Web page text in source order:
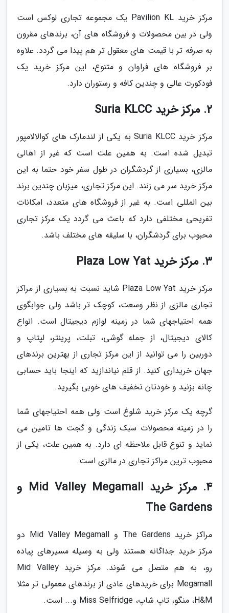
مرکز خرید Pavilion KL یک مجموعه تجاری لوکس است
ولی در بین محصولات و فروشگاه های آن، برندهای مقرون
به صرفه تر با قیمت های معقول تر هم پیدا می گردد. علاوه
بر فروشگاه های فراوان و متنوع، این مرکز خرید یک
فودکورت عالی و چندین کافه و رستوران دارد.
2. مرکز خرید Suria KLCC
مرکز خرید Suria KLCC به یکی از لندمارک های کوالالامپور
تبدیل شده است. به همین علت است که غیر از اهالی
مالزی، بسیاری از گردشگران در طول سفر خود حتما به این
مرکز خرید سر می زنند. این مرکز تجاری، میزبان چندین برند
بین المللی است. به غیر از فروشگاه های متعدد، امکانات
تفریحی مختلفی دارد که باعث می گردد یک مرکز تجاری
محبوب برای گردشگران، با سلیقه های مختلف باشد.
3. مرکز خرید Plaza Low Yat
مرکز خرید Plaza Low Yat شاید نسبت به بسیاری از مراکز
تجاری مالزی از نظر وسعت، کوچک تر باشد ولی جوابگوی
همه احتیاجهای شما در زمینه لوازم دیجیتال است. انواع
کالای دیجیتال، از جمله گوشی، تبلت، پرینتر، لپتاپ و
دوربین را می توانید از این مرکز تجاری از بهترین برندهای
جهان خریداری کنید. از قلم نیاندازید که اینجا باید حسابی
چانه بزنید و خودتان تخفیف های خوبی بگیرید.
گرچه یک مرکز خرید شلوغ است ولی همه احتیاجهای شما
را در زمینه محصولات سبک زندگی و گجت ها تامین می
نماید و تنوع قابل ملاحظه ای دارد. به همین علت، یکی از
محبوب ترین مراکز تجاری در مالزی است.
4. مرکز خرید Mid Valley Megamall و
The Gardens
مراکز خرید The Gardens و Mid Valley Megamall دو
مرکز خرید جداگانه هستند ولی به وسیله مسیرهای پیاده
رو، به هم متصل می شوند. مرکز خرید Mid Valley
Megamall برای خریدهای عادی از برندهای معمولی تر مثلا
H&M، منگو، تاپ شاپ، Miss Selfridge و... است.